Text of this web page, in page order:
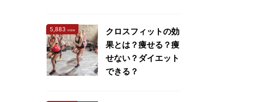
5,883 view
クロスフィットの効
果とは？痩せる？痩
せない？ダイエット
できる？